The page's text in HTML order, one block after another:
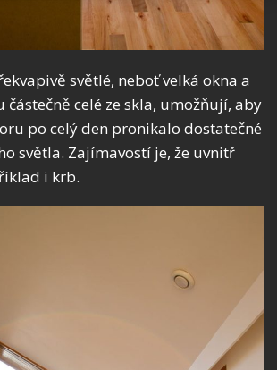
světlé, neboť velká okna a
částečně celé ze skla, umožňují, aby
po celý den pronikalo dostatečné
světla. Zajímavostí je, že uvnitř
i krb.